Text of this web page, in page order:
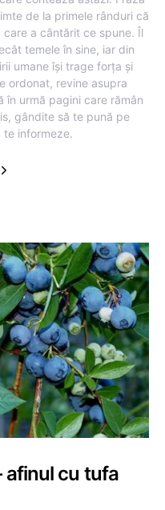
de la primele rânduri că
a cântărit ce spune. Îl
temele în sine, iar din
umane își trage forța și
ordonat, revine asupra
în urmă pagini care rămân
gândite să te pună pe
te informeze.
afinul cu tufa